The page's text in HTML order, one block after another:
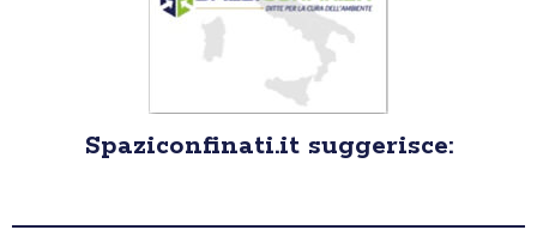
Spaziconfinati.it suggerisce: